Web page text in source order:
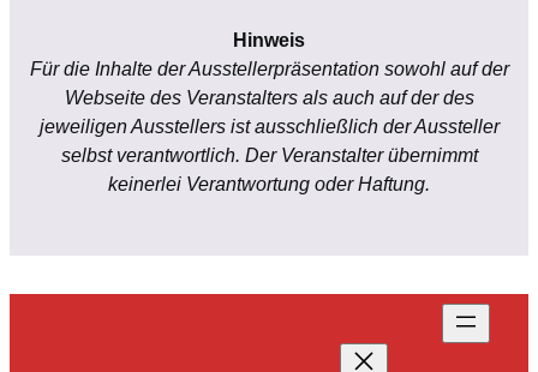
Hinweis
Für die Inhalte der Ausstellerpräsentation sowohl auf der
Webseite des Veranstalters als auch auf der des
jeweiligen Ausstellers ist ausschließlich der Aussteller
selbst verantwortlich. Der Veranstalter übernimmt
keinerlei Verantwortung oder Haftung.